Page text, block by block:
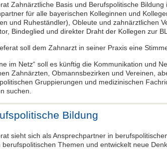
Zahnärztliche Basis und Berufspolitische Bildung
für alle bayerischen Kolleginnen und
und Ruheständler), Obleute und zahnärztlichen
Bindeglied und direkter Draht der Kollegen zur
soll dem Zahnarzt in seiner Praxis eine
im Netz“ soll es künftig die Kommunikation und
Zahnärzten, Obmannsbezirken und Vereinen,
Gruppierungen und medizinischen
suchen.
Bildung
sieht sich als Ansprechpartner in
berufspolitischen Themen und entwickelt neue